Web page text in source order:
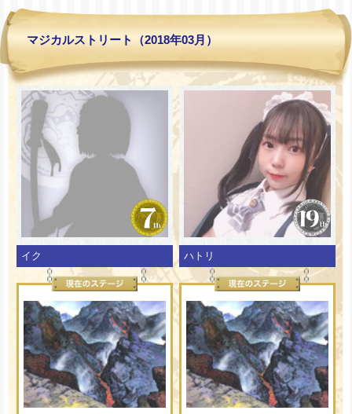
マジカルストリート（2018年03月）
イク ハトリ